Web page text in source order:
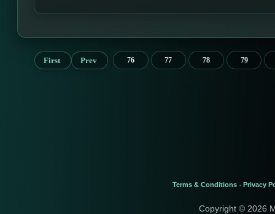
First Prev 76 77 78 79
Terms & Conditions - Privacy
Copyright © 2026